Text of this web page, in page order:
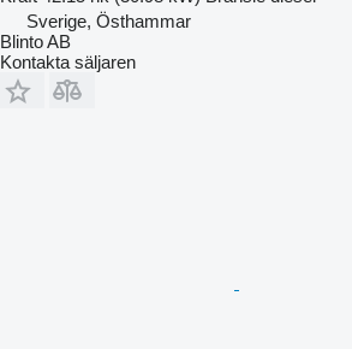
Sverige, Östhammar
Blinto AB
Kontakta säljaren